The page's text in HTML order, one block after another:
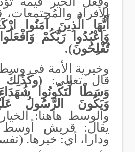
الأفراد
أَيُّهَا الَّذِينَ آمَنُوا
وَاعْبُدُوا رَبَّكُمْ
تُفْلِحُونَ).
وخيرية الأمة في
قال تعالى: (وكَذَٰلِكَ
وَسَطًا لِّتَكُونُوا
وَيَكُونَ الرَّسُولُ
والوسط هاهنا:
يقال: قريش أوسط
ودارا، أي: خيرها.